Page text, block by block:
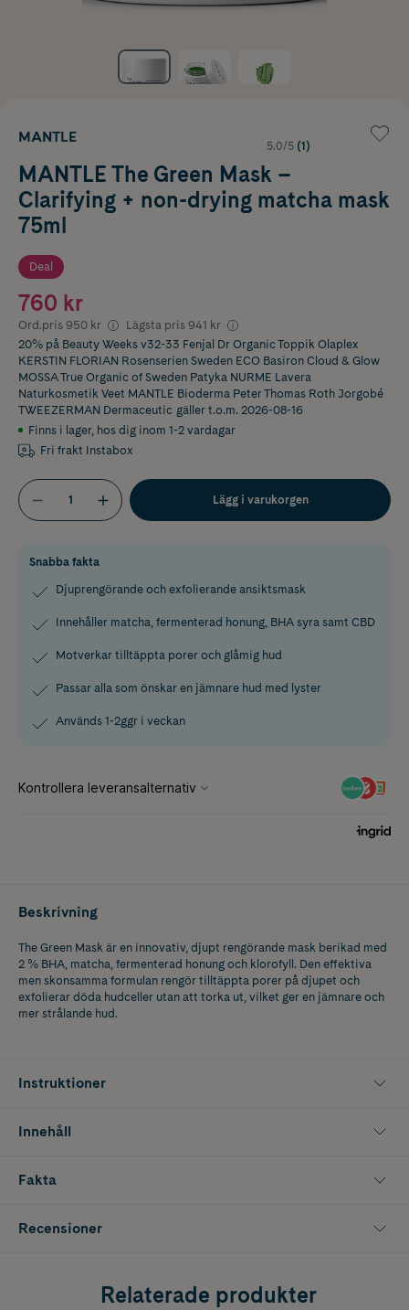
MANTLE
5.0/5 (1)
MANTLE The Green Mask –
Clarifying + non-drying matcha mask
75ml
Deal
760 kr
Ord.pris 950 kr Lägsta pris 941 kr
20% på Beauty Weeks v32-33 Fenjal Dr Organic Toppik Olaplex
KERSTIN FLORIAN Rosenserien Sweden ECO Basiron Cloud & Glow
MOSSA True Organic of Sweden Patyka NURME Lavera
Naturkosmetik Veet MANTLE Bioderma Peter Thomas Roth Jorgobé
TWEEZERMAN Dermaceutic gäller t.o.m. 2026-08-16
Finns i lager, hos dig inom 1-2 vardagar
Fri frakt Instabox
Lägg i varukorgen
Snabba fakta
Djuprengörande och exfolierande ansiktsmask
Innehåller matcha, fermenterad honung, BHA syra samt CBD
Motverkar tilltäppta porer och glåmig hud
Passar alla som önskar en jämnare hud med lyster
Används 1-2ggr i veckan
Beskrivning
The Green Mask är en innovativ, djupt rengörande mask berikad med
2 % BHA, matcha, fermenterad honung och klorofyll. Den effektiva
men skonsamma formulan rengör tilltäppta porer på djupet och
exfolierar döda hudceller utan att torka ut, vilket ger en jämnare och
mer strålande hud.
Instruktioner
Innehåll
Fakta
Recensioner
Relaterade produkter